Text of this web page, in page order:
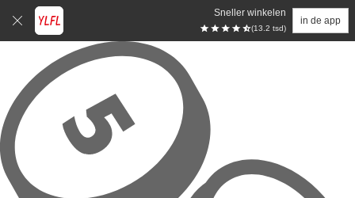
Sneller winkelen
(13.2 tsd)
in de app
Overslaan naar hoofdinhoud